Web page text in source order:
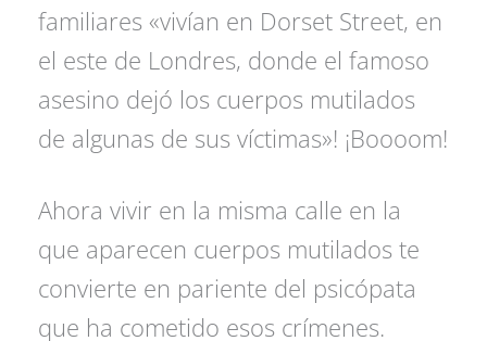
familiares «vivían en Dorset Street, en
el este de Londres, donde el famoso
asesino dejó los cuerpos mutilados
de algunas de sus víctimas»! ¡Boooom!
Ahora vivir en la misma calle en la
que aparecen cuerpos mutilados te
convierte en pariente del psicópata
que ha cometido esos crímenes.